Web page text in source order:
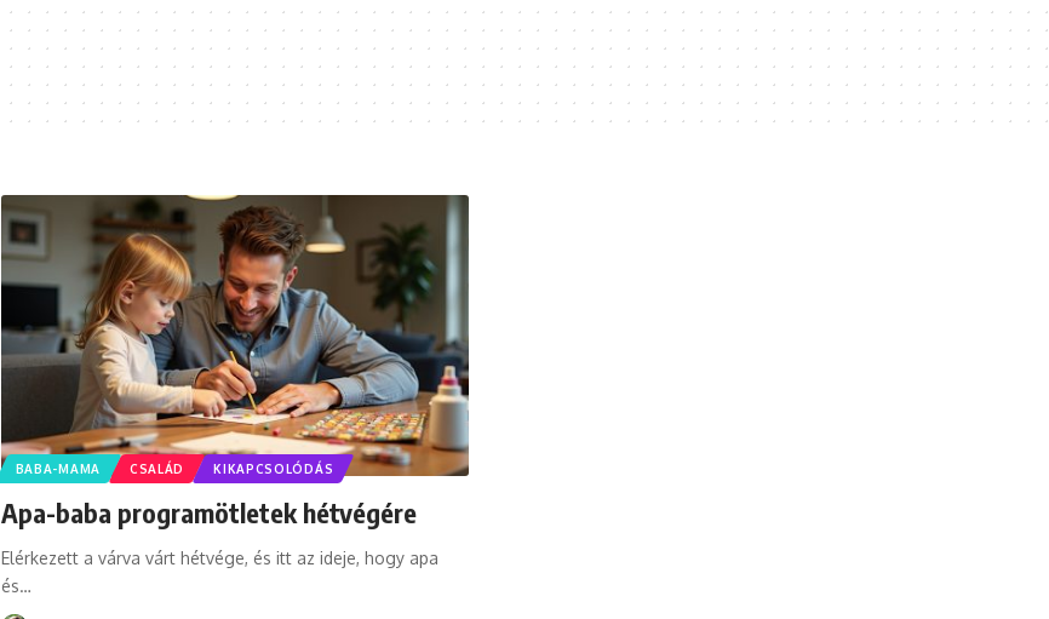
BABA-MAMA CSALÁD KIKAPCSOLÓDÁS
Apa-baba programötletek hétvégére
Elérkezett a várva várt hétvége, és itt az ideje, hogy apa
és…